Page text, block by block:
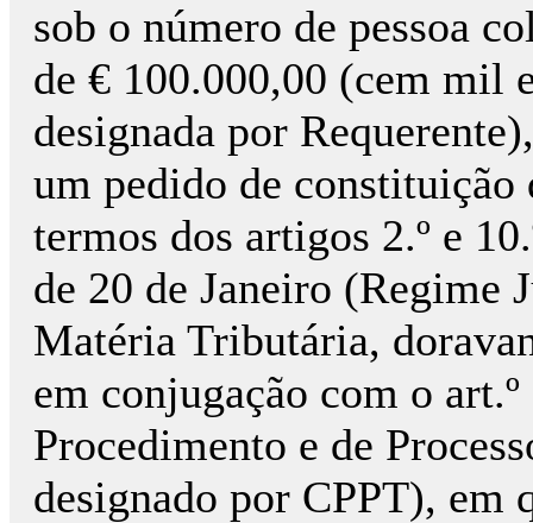
sob o número de pessoa
de € 100.000,00 (cem mil
designada por
um pedido de
termos dos artigos 2.º e
de 20 de Janeiro (Regime
Matéria Tributária,
em conjugação com o
Procedimento e de
designado por CPPT), em